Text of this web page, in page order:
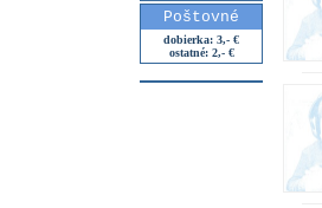
Poštovné
dobierka: 3,- €
ostatné: 2,- €